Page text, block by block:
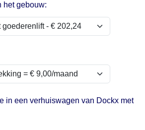
het gebouw:
in een verhuiswagen van Dockx met